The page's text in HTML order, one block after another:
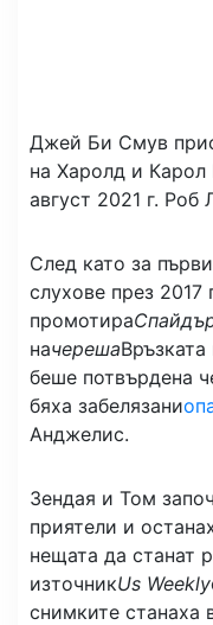
Джей Би Смув
на Харолд и
август 2021 г. Роб
След като за
слухове през 2017
промотира
начереша
беше потвърдена
бяха забелязани
Анджелис.
Зендая и Том
приятели и
нещата да станат
източникUs Weekly
снимките станаха